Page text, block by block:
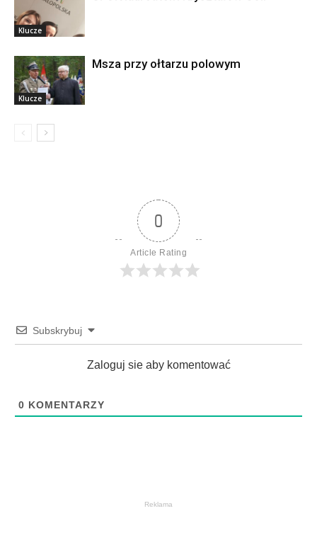
Klucze
Klucze
Msza przy ołtarzu polowym
0
Article Rating
Subskrybuj
Zaloguj sie aby komentować
0 KOMENTARZY
Reklama